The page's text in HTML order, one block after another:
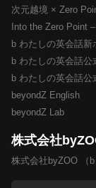
次元越境 × Zero
Into the Zero Point
b わたしの英会話新
b わたしの英会話公
b わたしの英会話公
beyondZ English
beyondZ Lab
株式会社
株式会社byZOO （b